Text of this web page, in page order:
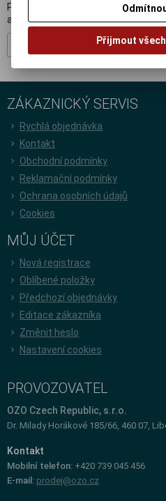
Přihlašte se k odběru novinek a
akcích a soutěžích.
ZÁKAZNICKÝ SERVIS
Rychlá objednávka
Kontakt
Obchodní podmínky
Reklamační podmínky
Ochrana osobních údajů
Cookies
MŮJ ÚČET
Nová registrace
Oblíbené položky
Předchozí objednávky
Editace zákazníka
Změnit heslo
Nastavení cookies
PROVOZOVATEL
OZO Czech Republic, s.r.o.
Dr. Milady Horákové 185/66, 460 07,
Kontakt
Mobilní telefon: +420 739 045 456
E-mail: prodej@ozo.cz
Přijmout